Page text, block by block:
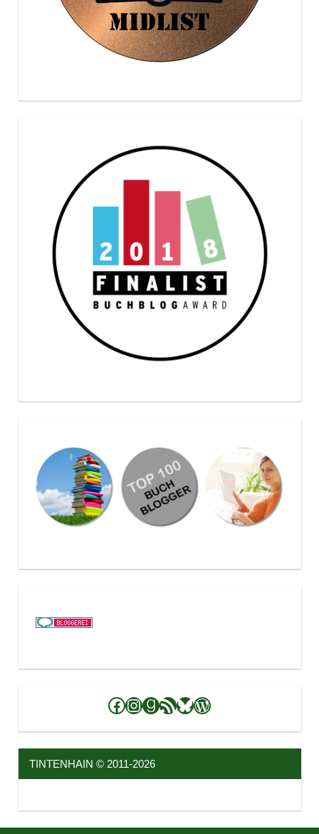
Facebook
Instagram
Goodreads
RSS-Feed
Bluesky
WordPress
TINTENHAIN © 2011-2026